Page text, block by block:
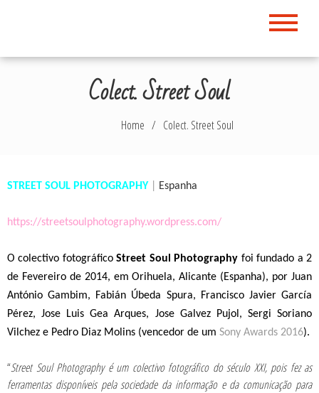
Colect. Street Soul
Home Colect. Street Soul
STREET SOUL PHOTOGRAPHY Espanha
https://streetsoulphotography.wordpress.com/
O colectivo fotográficoStreet Soul Photography foi fundado a 2
de Fevereiro de 2014, em Orihuela, Alicante (Espanha), por Juan
António Gambim, Fabián Úbeda Spura, Francisco Javier García
Pérez, Jose Luis Gea Arques, Jose Galvez Pujol, Sergi Soriano
Vilchez e Pedro Diaz Molins (vencedor de um Sony Awards 2016).
“Street Soul Photography é um colectivo fotográfico do século XXI, pois fez as
ferramentas disponíveis pela sociedade da informação e da comunicação para